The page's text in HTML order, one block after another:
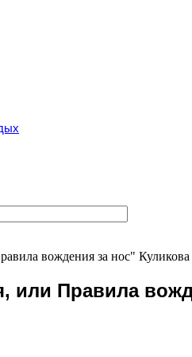
вождения за нос"
или Правила